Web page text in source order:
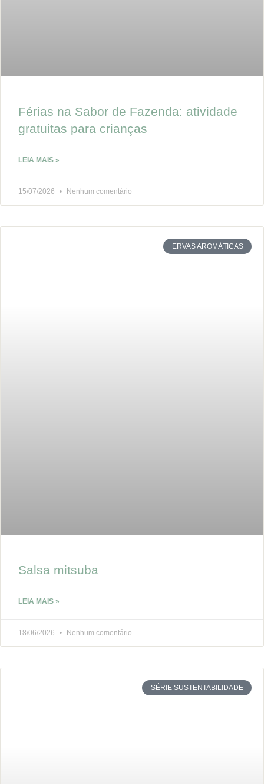
Férias na Sabor de Fazenda: atividade
gratuitas para crianças
LEIA MAIS »
15/07/2026 Nenhum comentário
ERVAS AROMÁTICAS
Salsa mitsuba
LEIA MAIS »
18/06/2026 Nenhum comentário
SÉRIE SUSTENTABILIDADE